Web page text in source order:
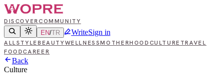
DISCOVERCOMMUNITY
EN/TR WriteSign in
ALLSTYLE BEAUTYWELLNESSMOTHERHOOD CULTURE TRAVEL
FOODCAREER
Back
Culture